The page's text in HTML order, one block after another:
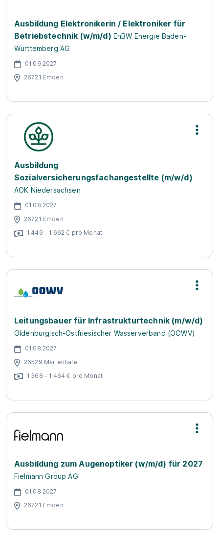
Ausbildung Elektronikerin / Elektroniker für
Betriebstechnik (w/m/d) EnBW Energie Baden-
Württemberg AG
01.09.2027
26721 Emden
Ausbildung
Sozialversicherungsfachangestellte (m/w/d)
AOK Niedersachsen
01.08.2027
26721 Emden
1.449 - 1.662 € pro Monat
Leitungsbauer für Infrastrukturtechnik (m/w/d)
Oldenburgisch-Ostfriesischer Wasserverband (OOWV)
01.08.2027
26529 Marienhafe
1.368 - 1.464 € pro Monat
Ausbildung zum Augenoptiker (w/m/d) für 2027
Fielmann Group AG
01.08.2027
26721 Emden